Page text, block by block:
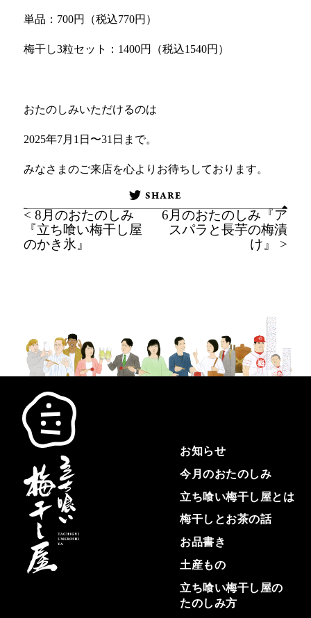
単品： 700円（税込770円）
梅干し3粒セット： 1400円（税込1540円）
おたのしみいただけるのは
2025年7月 1日〜31日まで。
みなさまのご来店を心よりお待ちしております。
SHARE
< 8月のおたのしみ
『立ち喰い梅干し屋
のかき氷』
6月のおたのしみ『ア
スパラと長芋の梅漬
け』 >
お知らせ
今月のおたのしみ
立ち喰い梅干し屋とは
梅干しとお茶の話
お品書き
土産もの
立ち喰い梅干し屋の
たのしみ方